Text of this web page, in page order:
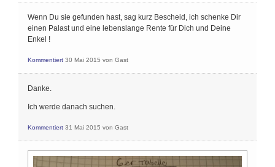
Wenn Du sie gefunden hast, sag kurz Bescheid, ich schenke Dir
einen Palast und eine lebenslange Rente für Dich und Deine
Enkel !
Kommentiert 30 Mai 2015 von Gast
Danke.
Ich werde danach suchen.
Kommentiert 31 Mai 2015 von Gast